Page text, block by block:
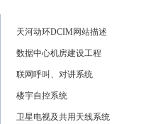
天河动环DCIM网站描述
数据中心机房建设工程
联网呼叫、对讲系统
楼宇自控系统
卫星电视及共用天线系统